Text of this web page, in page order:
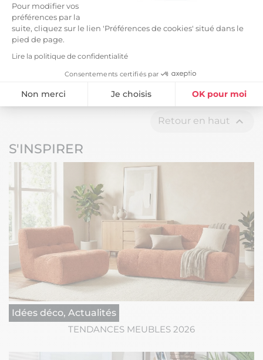
Pour modifier vos
préférences par la
suite, cliquez sur le lien 'Préférences de cookies' situé dans le
pied de page.
Lire la politique de confidentialité
Consentements certifiés par
Non merci Je choisis OK pour moi
Lanterne décorative en
verre avec contour en
Affichage 1-13 de 13 article(s)
Retour en haut 
S'INSPIRER
Idées déco, Actualités
TENDANCES MEUBLES 2026